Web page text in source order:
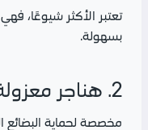
تعتبر الأكثر شيوعًا،
بسهولة.
2. هناجر معزولة ضد الحرارة
مخصصة لحماية